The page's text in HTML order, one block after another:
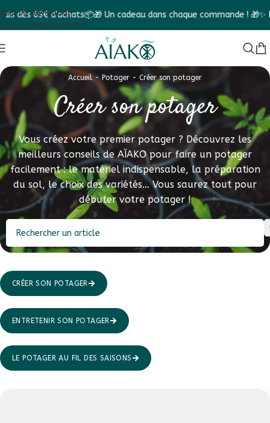
Skip to navigation
Skip to main content
🎁 Un cadeau dans chaque commande ! 🎁✨ Faites le
Accueil-Potager - Créer son potager
Créer son potager
Vous créez votre premier potager ? Découvrez les
meilleurs conseils de AÏAKO pour faire un potager
facilement : le matériel indispensable, la préparation
du sol, le choix des variétés… Vous saurez tout pour
débuter votre potager !
CRÉER SON POTAGER
ENTRETENIR SON POTAGER
LE POTAGER AU FIL DES SAISONS